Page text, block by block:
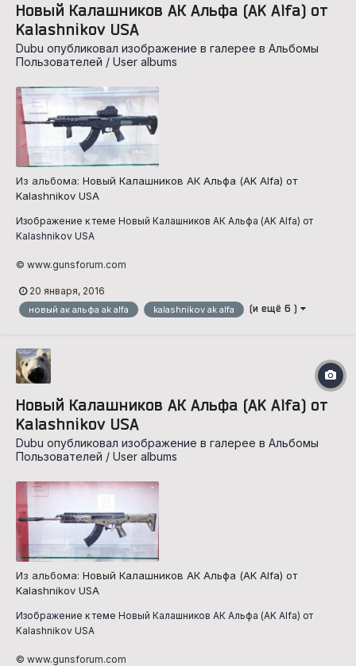
Новый Калашников АК Альфа (AK Alfa) от
Kalashnikov USA
Dubu опубликовал изображение в галерее в Альбомы
Пользователей / User albums
Из альбома: Новый Калашников АК Альфа (AK Alfa) от
Kalashnikov USA
Изображение к теме Новый Калашников АК Альфа (AK Alfa) от
Kalashnikov USA
© www.gunsforum.com
20 января, 2016
новый ак альфа ak alfa kalashnikov ak alfa (и ещё 6 )
Новый Калашников АК Альфа (AK Alfa) от
Kalashnikov USA
Dubu опубликовал изображение в галерее в Альбомы
Пользователей / User albums
Из альбома: Новый Калашников АК Альфа (AK Alfa) от
Kalashnikov USA
Изображение к теме Новый Калашников АК Альфа (AK Alfa) от
Kalashnikov USA
© www.gunsforum.com